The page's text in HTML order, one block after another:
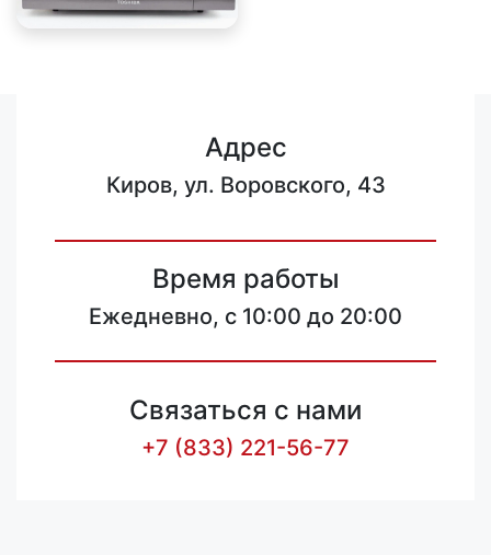
Адрес
Киров, ул. Воровского, 43
Время работы
Ежедневно, с 10:00 до 20:00
Связаться с нами
+7 (833) 221-56-77